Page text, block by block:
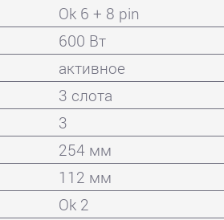
Ok 6 + 8 pin
600 Вт
активное
3 слота
3
254 мм
112 мм
Ok 2